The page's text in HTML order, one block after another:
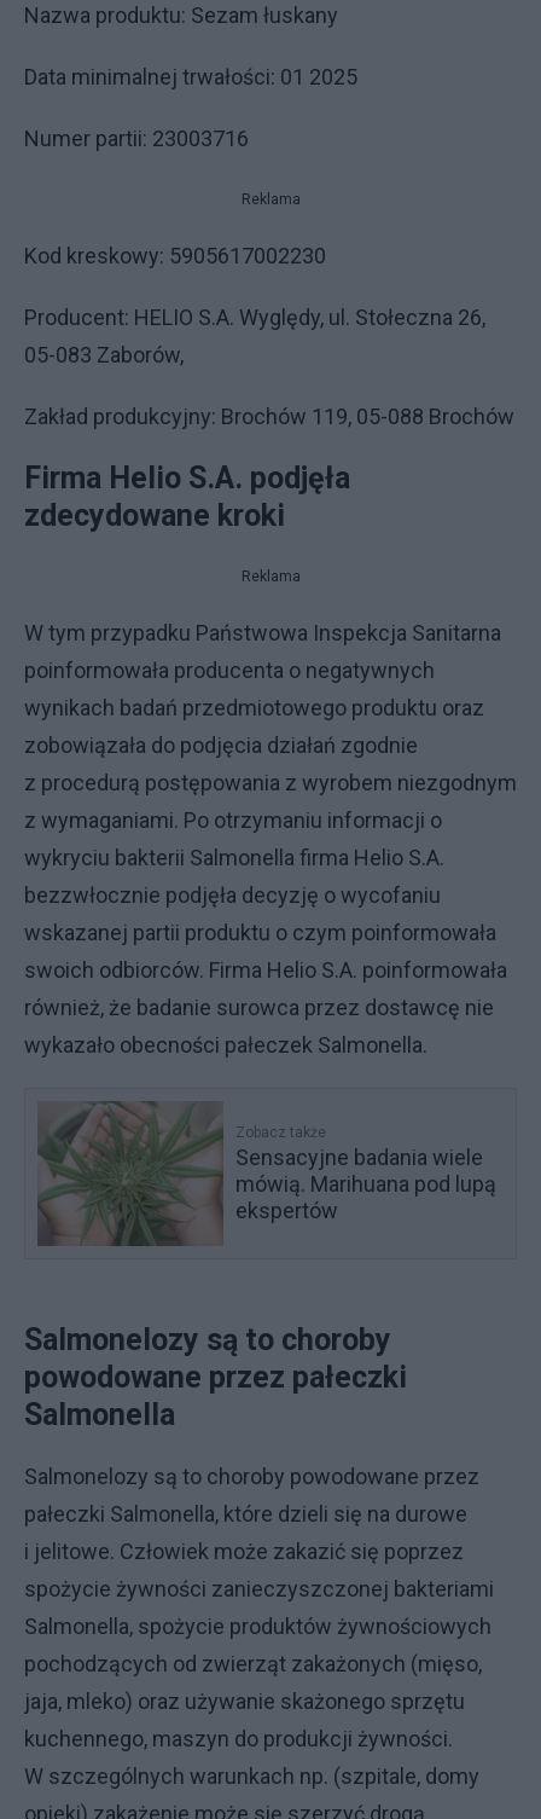
Nazwa produktu: Sezam łuskany
Data minimalnej trwałości: 01 2025
Numer partii: 23003716
Reklama
Kod kreskowy: 5905617002230
Producent: HELIO S.A. Wyględy, ul. Stołeczna 26,
05-083 Zaborów,
Zakład produkcyjny: Brochów 119, 05-088 Brochów
Firma Helio S.A. podjęła
zdecydowane kroki
Reklama
W tym przypadku Państwowa Inspekcja Sanitarna
poinformowała producenta o negatywnych
wynikach badań przedmiotowego produktu oraz
zobowiązała do podjęcia działań zgodnie
z procedurą postępowania z wyrobem niezgodnym
z wymaganiami. Po otrzymaniu informacji o
wykryciu bakterii Salmonella firma Helio S.A.
bezzwłocznie podjęła decyzję o wycofaniu
wskazanej partii produktu o czym poinformowała
swoich odbiorców. Firma Helio S.A. poinformowała
również, że badanie surowca przez dostawcę nie
wykazało obecności pałeczek Salmonella.
Zobacz także
Sensacyjne badania wiele
mówią. Marihuana pod lupą
ekspertów
Salmonelozy są to choroby
powodowane przez pałeczki
Salmonella
Salmonelozy są to choroby powodowane przez
pałeczki Salmonella, które dzieli się na durowe
i jelitowe. Człowiek może zakazić się poprzez
spożycie żywności zanieczyszczonej bakteriami
Salmonella, spożycie produktów żywnościowych
pochodzących od zwierząt zakażonych (mięso,
jaja, mleko) oraz używanie skażonego sprzętu
kuchennego, maszyn do produkcji żywności.
W szczególnych warunkach np. (szpitale, domy
opieki) zakażenie może się szerzyć drogą